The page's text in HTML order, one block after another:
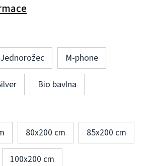
Jednorožec M-phone
Bio bavlna
80x200 cm 85x200 cm
100x200 cm